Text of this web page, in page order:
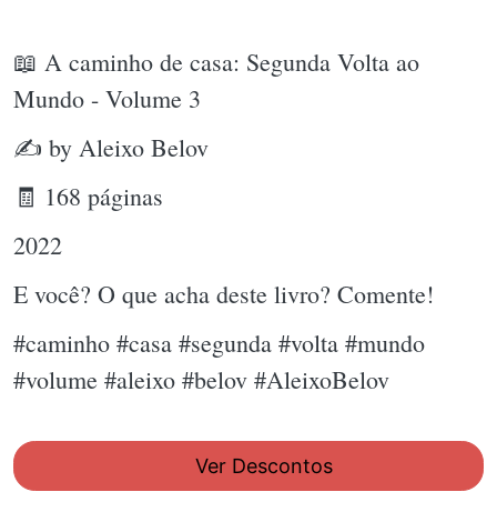
📖 A caminho de casa: Segunda Volta ao
Mundo - Volume 3
✍ by Aleixo Belov
🧾 168 páginas
2022
E você? O que acha deste livro? Comente!
#caminho #casa #segunda #volta #mundo
#volume #aleixo #belov #AleixoBelov
Ver Descontos